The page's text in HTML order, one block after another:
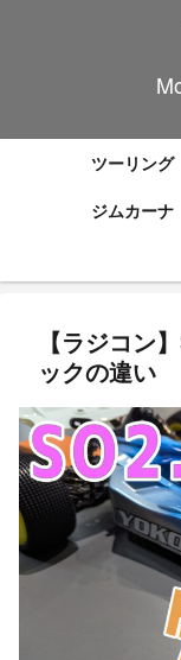
ツーリング
ジムカーナ
【ラジコン
ックの違い